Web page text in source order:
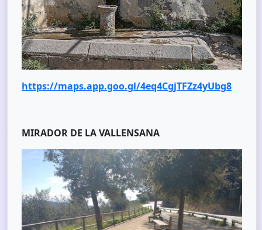
https://maps.app.goo.gl/4eq4CgjTFZz4yUbg8
MIRADOR DE LA VALLENSANA